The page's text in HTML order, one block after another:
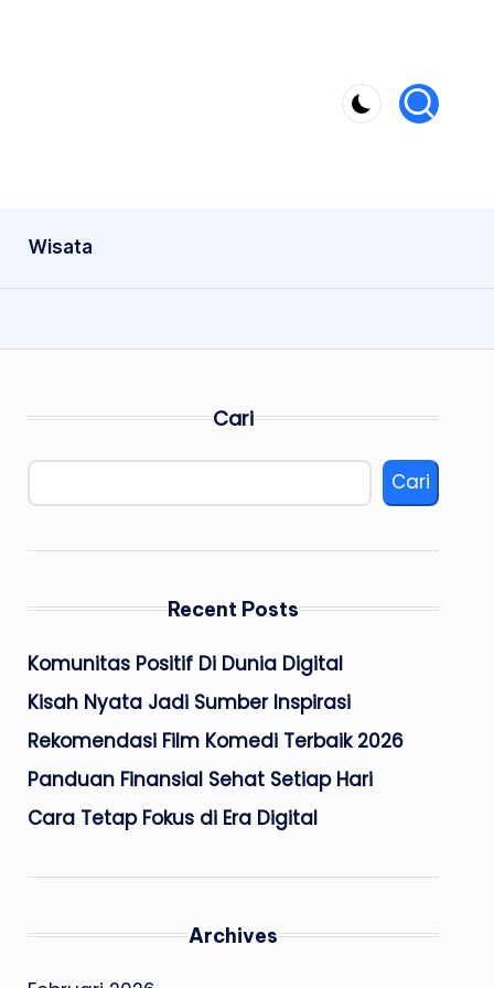
Wisata
Cari
Cari
Recent Posts
Komunitas Positif Di Dunia Digital
Kisah Nyata Jadi Sumber Inspirasi
Rekomendasi Film Komedi Terbaik 2026
Panduan Finansial Sehat Setiap Hari
Cara Tetap Fokus di Era Digital
Archives